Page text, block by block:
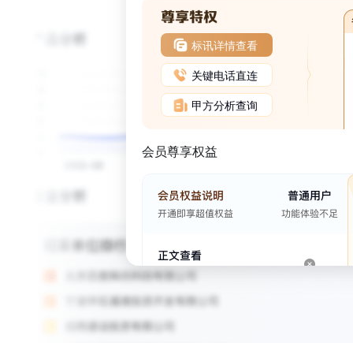
标讯详情查看
关键电话直连
甲方分析查询
会员尊享权益